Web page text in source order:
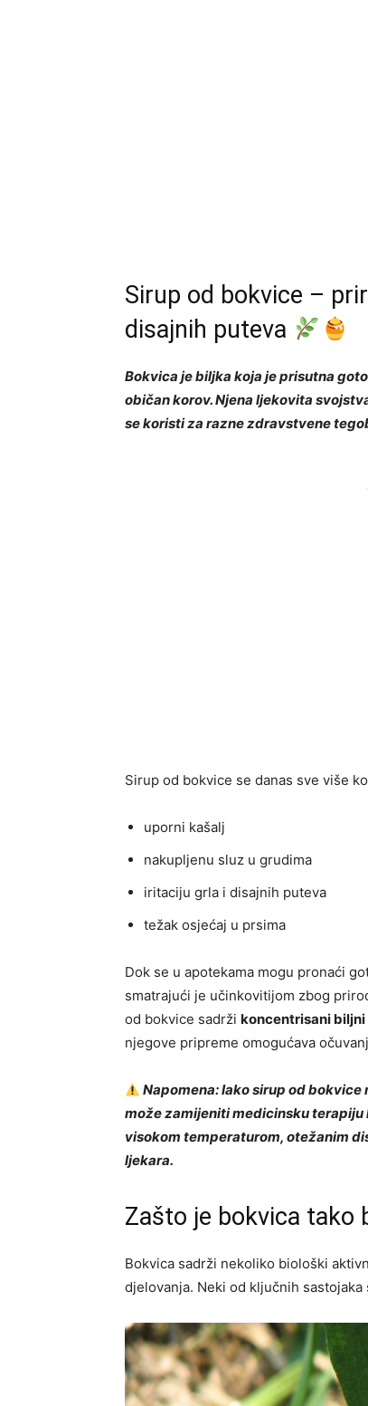
Sirup od bokvice –
disajnih puteva
Bokvica je biljka koja je prisutna
običan korov. Njena ljekovita
se koristi za razne zdravstvene
Sirup od bokvice se danas sve više
uporni kašalj
nakupljenu sluz u grudima
iritaciju grla i disajnih puteva
težak osjećaj u prsima
Dok se u apotekama mogu pronaći
smatrajući je učinkovitijom zbog
od bokvice sadrži koncentrisani biljni
njegove pripreme omogućava
Napomena: Iako sirup od
može zamijeniti medicinsku
visokom temperaturom, otežanim
ljekara.
Zašto je bokvica tako
Bokvica sadrži nekoliko biološki
djelovanja. Neki od ključnih sastojaka